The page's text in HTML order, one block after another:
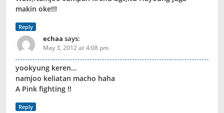
makin oke!!!
Reply
echaa says:
May 3, 2012 at 4:08 pm
yookyung keren…
namjoo keliatan macho haha
A Pink fighting !!
Reply